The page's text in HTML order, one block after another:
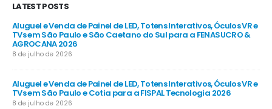
LATEST POSTS
Aluguel e Venda de Painel de LED, Totens Interativos, Óculos VR e
TVs em São Paulo e São Caetano do Sul para a FENASUCRO &
AGROCANA 2026
8 de julho de 2026
Aluguel e Venda de Painel de LED, Totens Interativos, Óculos VR e
TVs em São Paulo e Cotia para a FISPAL Tecnologia 2026
8 de julho de 2026